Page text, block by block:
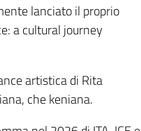
lanciato il proprio
a cultural journey
artistica di Rita
che keniana.